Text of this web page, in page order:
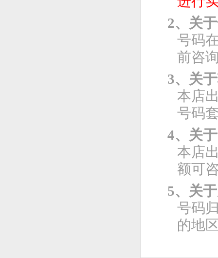
2、关
号码
前咨
3、关
本店
号码
4、关
本店
额可
5、关
号码
的地